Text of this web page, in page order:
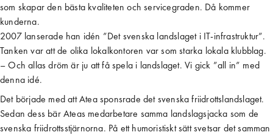
som skapar den bästa kvaliteten och servicegraden. Då kommer
kunderna.
2007 lanserade han idén ”Det svenska landslaget i IT-infrastruktur”.
Tanken var att de olika lokalkontoren var som starka lokala klubblag.
– Och allas dröm är ju att få spela i landslaget. Vi gick ”all in” med
denna idé.
Det började med att Atea sponsrade det svenska friidrottslandslaget.
Sedan dess bär Ateas medarbetare samma landslagsjacka som de
svenska friidrottsstjärnorna. På ett humoristiskt sätt svetsar det samman